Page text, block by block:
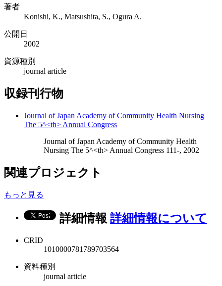
著者
Konishi, K., Matsushita, S., Ogura A.
公開日
2002
資源種別
journal article
収録刊行物
Journal of Japan Academy of Community Health Nursing
The 5^<th> Annual Congress
Journal of Japan Academy of Community Health
Nursing The 5^<th> Annual Congress 111-, 2002
関連プロジェクト
もっと見る
詳細情報 詳細情報について
CRID
1010000781789703564
資料種別
journal article